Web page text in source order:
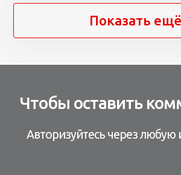
Показать ещё
Чтобы оставить
Авторизуйтесь через любую